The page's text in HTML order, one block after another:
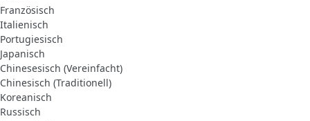
Französisch
Italienisch
Portugiesisch
Japanisch
Chinesesisch (Vereinfacht)
Chinesisch (Traditionell)
Koreanisch
Russisch